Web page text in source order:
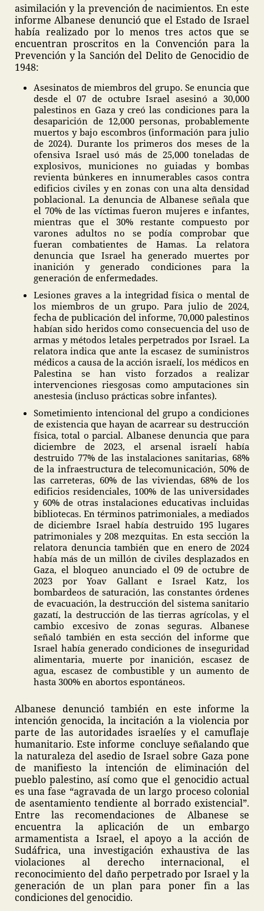
asimilación y la prevención de nacimientos. En este
informe Albanese denunció que el Estado de Israel
había realizado por lo menos tres actos que se
encuentran proscritos en la Convención para la
Prevención y la Sanción del Delito de Genocidio de
1948:
Asesinatos de miembros del grupo. Se enuncia que
desde el 07 de octubre Israel asesinó a 30,000
palestinos en Gaza y creó las condiciones para la
desaparición de 12,000 personas, probablemente
muertos y bajo escombros (información para julio
de 2024). Durante los primeros dos meses de la
ofensiva Israel usó más de 25,000 toneladas de
explosivos, municiones no guiadas y bombas
revienta búnkeres en innumerables casos contra
edificios civiles y en zonas con una alta densidad
poblacional. La denuncia de Albanese señala que
el 70% de las víctimas fueron mujeres e infantes,
mientras que el 30% restante compuesto por
varones adultos no se podía comprobar que
fueran combatientes de Hamas. La relatora
denuncia que Israel ha generado muertes por
inanición y generado condiciones para la
generación de enfermedades.
Lesiones graves a la integridad física o mental de
los miembros de un grupo. Para julio de 2024,
fecha de publicación del informe, 70,000 palestinos
habían sido heridos como consecuencia del uso de
armas y métodos letales perpetrados por Israel. La
relatora indica que ante la escasez de suministros
médicos a causa de la acción israelí, los médicos en
Palestina se han visto forzados a realizar
intervenciones riesgosas como amputaciones sin
anestesia (incluso prácticas sobre infantes).
Sometimiento intencional del grupo a condiciones
de existencia que hayan de acarrear su destrucción
física, total o parcial. Albanese denuncia que para
diciembre de 2023, el arsenal israelí había
destruido 77% de las instalaciones sanitarias, 68%
de la infraestructura de telecomunicación, 50% de
las carreteras, 60% de las viviendas, 68% de los
edificios residenciales, 100% de las universidades
y 60% de otras instalaciones educativas incluidas
bibliotecas. En términos patrimoniales, a mediados
de diciembre Israel había destruido 195 lugares
patrimoniales y 208 mezquitas. En esta sección la
relatora denuncia también que en enero de 2024
había más de un millón de civiles desplazados en
Gaza, el bloqueo anunciado el 09 de octubre de
2023 por Yoav Gallant e Israel Katz, los
bombardeos de saturación, las constantes órdenes
de evacuación, la destrucción del sistema sanitario
gazatí, la destrucción de las tierras agrícolas, y el
cambio excesivo de zonas seguras. Albanese
señaló también en esta sección del informe que
Israel había generado condiciones de inseguridad
alimentaria, muerte por inanición, escasez de
agua, escasez de combustible y un aumento de
hasta 300% en abortos espontáneos.
Albanese denunció también en este informe la
intención genocida, la incitación a la violencia por
parte de las autoridades israelíes y el camuflaje
humanitario. Este informe concluye señalando que
la naturaleza del asedio de Israel sobre Gaza pone
de manifiesto la intención de eliminación del
pueblo palestino, así como que el genocidio actual
es una fase “agravada de un largo proceso colonial
de asentamiento tendiente al borrado existencial”.
Entre las recomendaciones de Albanese se
encuentra la aplicación de un embargo
armamentista a Israel, el apoyo a la acción de
Sudáfrica, una investigación exhaustiva de las
violaciones al derecho internacional, el
reconocimiento del daño perpetrado por Israel y la
generación de un plan para poner fin a las
condiciones del genocidio.